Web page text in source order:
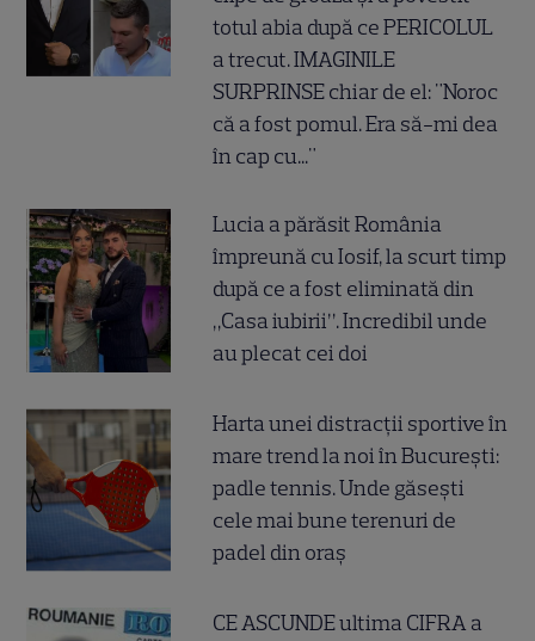
totul abia după ce PERICOLUL
a trecut. IMAGINILE
SURPRINSE chiar de el: "Noroc
că a fost pomul. Era să-mi dea
în cap cu..."
Lucia a părăsit România
împreună cu Iosif, la scurt timp
după ce a fost eliminată din
„Casa iubirii”. Incredibil unde
au plecat cei doi
Harta unei distracții sportive în
mare trend la noi în București:
padle tennis. Unde găsești
cele mai bune terenuri de
padel din oraș
CE ASCUNDE ultima CIFRA a